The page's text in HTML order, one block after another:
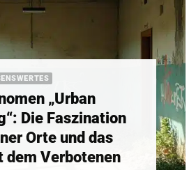
„Urban
Die Faszination
Orte und das
dem Verbotenen